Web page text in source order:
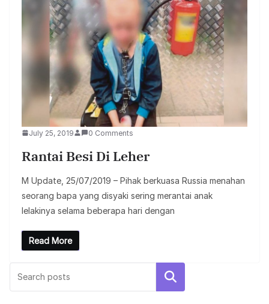
July 25, 2019 0 Comments
Rantai Besi Di Leher
M Update, 25/07/2019 – Pihak berkuasa Russia menahan
seorang bapa yang disyaki sering merantai anak
lelakinya selama beberapa hari dengan
Read More
Search